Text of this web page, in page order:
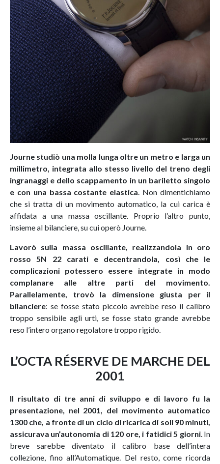
Journe studiò una molla lunga oltre un metro e larga un
millimetro, integrata allo stesso livello del treno degli
ingranaggi e dello scappamento in un bariletto singolo
e con una bassa costante elastica. Non dimentichiamo
che si tratta di un movimento automatico, la cui carica è
affidata a una massa oscillante. Proprio l’altro punto,
insieme al bilanciere, su cui operò Journe.
Lavorò sulla massa oscillante, realizzandola in oro
rosso 5N 22 carati e decentrandola, così che le
complicazioni potessero essere integrate in modo
complanare alle altre parti del movimento.
Parallelamente,
trovò la dimensione giusta per il
bilanciere: se fosse stato piccolo avrebbe reso il calibro
troppo sensibile agli urti, se fosse stato grande avrebbe
reso l’intero organo regolatore troppo rigido.
L’OCTA RÉSERVE DE MARCHE DEL
2001
Il risultato di tre anni di sviluppo e di lavoro fu la
presentazione, nel 2001, del movimento automatico
1300 che, a fronte di un ciclo di ricarica di soli 90 minuti,
assicurava un’autonomia di 120 ore, i fatidici 5 giorni. In
breve sarebbe diventato il calibro base dell’intera
collezione, fino all’Automatique. Del resto, come ricorda